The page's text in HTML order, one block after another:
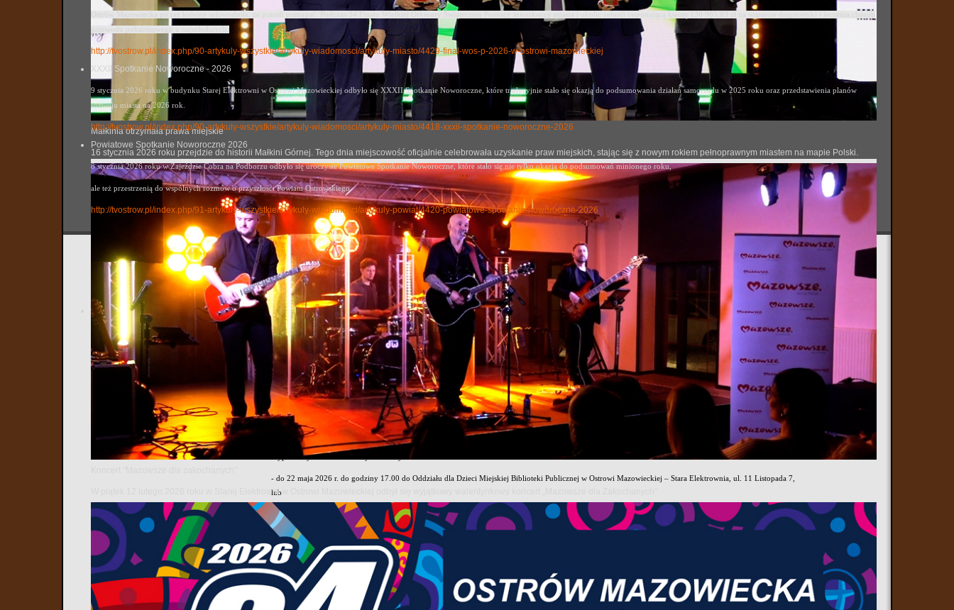
Małkinia otrzymała prawa miejskie
16 stycznia 2026 roku przejdzie do historii Małkini Górnej. Tego dnia miejscowość oficjalnie celebrowała uzyskanie praw miejskich, stając się z nowym rokiem pełnoprawnym miastem na mapie Polski.
W piątek 12 lutego 2026 roku w Starej Elektrowni w Ostrowi Mazowieckiej odbył się wyjątkowy walentynkowy koncert „Mazowsze dla Zakochanych”
http://tvostrow.pl/index.php/90-artykuly-wszystkie/artykuly-wiadomosci/artykuly-miasto/4429-final-wos-p-2026-w-ostrowi-mazowieckiej
XXXII Spotkanie Noworoczne - 2026
9 stycznia 2026 roku w budynku Starej Elektrowni w Ostrowi Mazowieckiej odbyło się XXXII Spotkanie Noworoczne, które tradycyjnie stało się okazjądo podsumowania działań samorządu w 2025 roku oraz przedstawienia planów
rozwoju miasta na 2026 rok.
http://tvostrow.pl/index.php/90-artykuly-wszystkie/artykuly-wiadomosci/artykuly-miasto/4418-xxxii-spotkanie-noworoczne-2026
Powiatowe Spotkanie Noworoczne 2026
8 stycznia 2026 roku w Zajeździe Cobra na Podborzu odbyło się uroczyste Powiatowe Spotkanie Noworoczne, które stało się nie tylko okazją do podsumowań minionego roku,
ale też przestrzenią do wspólnych rozmów o przyszłości Powiatu Ostrowskiego.
http://tvostrow.pl/index.php/91-artykuly-wszystkie/artykuly-wiadomosci/artykuly-powiat/4420-powiatowe-spotkanie-noworoczne-2026
„Szybcy i Sprytni” – konkurs dla młodych miłośników przyrody podczas IV Festiwalu Kultury Łowieckiej
tvostrow
Utworzono: 21 maj 2026
Już 23 maja 2026 roku podczas IV Festiwal Kultury Łowieckiej odbędzie się wyjątkowy konkurs edukacyjny dla dzieci pod hasłem „Szybcy i Sprytni”. Wydarzenie skierowane jest
do uczniów klas III, IV i V szkół podstawowych i będzie doskonałą okazją do sprawdzenia swojej wiedzy o zwierzętach leśnych, a także do świetnej zabawy w atmosferze natury i
przygody.
Tematem tegorocznego konkursu są dwa doskonale znane mieszkańce polskich lasów – zając i lis. Uczestnicy będą mogli wykazać się wiedzą na temat ich życia, zwyczajów oraz
środowiska naturalnego.
Konkurs ma charakter dobrowolny i bezpłatny. Warunkiem udziału jest wypełnienie formularza zgłoszeniowego, którego wzór dostępny jest na stronie internetowej Miejskiej
Biblioteki Publicznej w Ostrowi Mazowieckiej w zakładce „Aktualności”.
Wypełniony formularz należy dostarczyć:
- do 22 maja 2026 r. do godziny 17.00 do Oddziału dla Dzieci Miejskiej Biblioteki Publicznej w Ostrowi Mazowieckiej – Stara Elektrownia, ul. 11 Listopada 7,
lub
- 23 maja 2026 r. w godzinach 12.00–15.00 na stoisku biblioteki podczas festiwalu.
Przed rozpoczęciem rywalizacji uczestnicy będą mieli możliwość zapoznania się z kartami edukacyjnymi zawierającymi informacje o wybranych zwierzętach leśnych. Dzięki temu
dzieci nie tylko wezmą udział w konkursie, ale również poszerzą swoją wiedzę przyrodniczą i dowiedzą się wielu ciekawostek o mieszkańcach lasów.
Na uczestników czekają atrakcyjne nagrody oraz niezapomniane emocje. Organizatorzy serdecznie zapraszają wszystkie dzieci zainteresowane przyrodą, zwierzętami i aktywnym
udziałem w festiwalu.